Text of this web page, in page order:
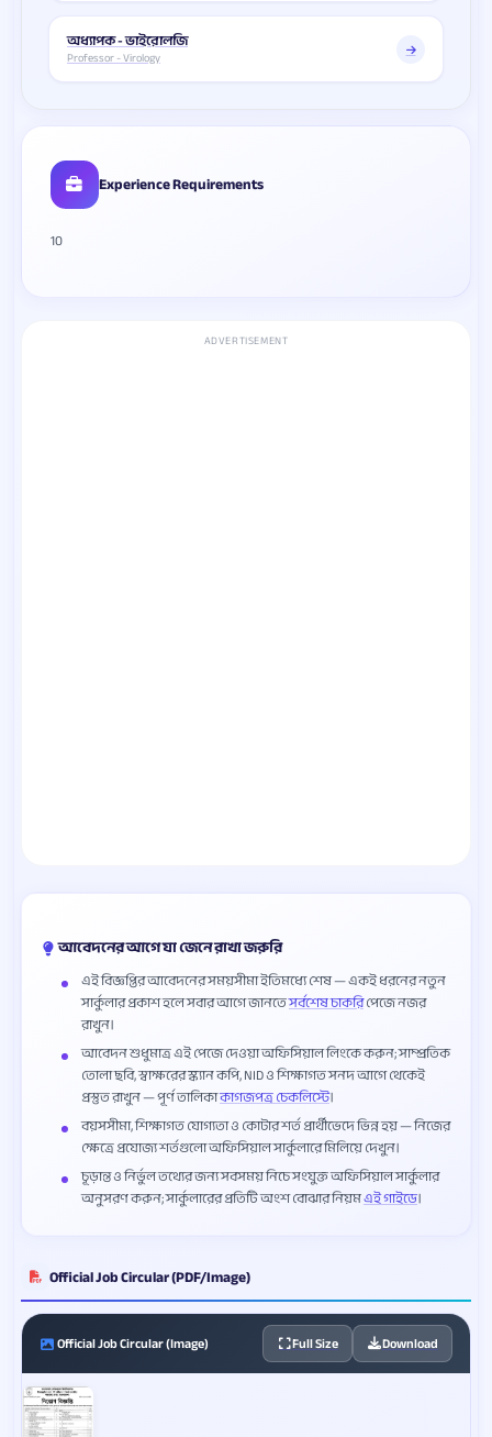
অধ্যাপক - ভাইরোলজি
Professor - Virology
Experience Requirements
10
ADVERTISEMENT
আবেদনের আগে যা জেনে রাখা জরুরি
এই বিজ্ঞপ্তির আবেদনের সময়সীমা ইতিমধ্যে শেষ — একই ধরনের নতুন
সার্কুলার প্রকাশ হলে সবার আগে জানতেসর্বশেষ চাকরিপেজে নজর
রাখুন।
আবেদন শুধুমাত্র এই পেজে দেওয়া অফিসিয়াল লিংকে করুন; সাম্প্রতিক
তোলা ছবি, স্বাক্ষরের স্ক্যান কপি, NID ও শিক্ষাগত সনদ আগে থেকেই
প্রস্তুত রাখুন — পূর্ণ তালিকাকাগজপত্র চেকলিস্টে।
বয়সসীমা, শিক্ষাগত যোগ্যতা ও কোটার শর্ত প্রার্থীভেদে ভিন্ন হয় — নিজের
ক্ষেত্রে প্রযোজ্য শর্তগুলো অফিসিয়াল সার্কুলারে মিলিয়ে দেখুন।
চূড়ান্ত ও নির্ভুল তথ্যের জন্য সবসময় নিচে সংযুক্ত অফিসিয়াল সার্কুলার
অনুসরণ করুন; সার্কুলারের প্রতিটি অংশ বোঝার নিয়মএই গাইডে।
Official Job Circular (PDF/Image)
Official Job Circular (Image) Full Size Download